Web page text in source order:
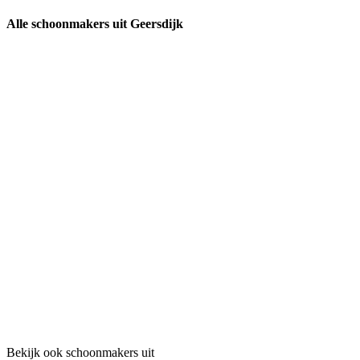
Alle schoonmakers uit Geersdijk
Bekijk ook schoonmakers uit